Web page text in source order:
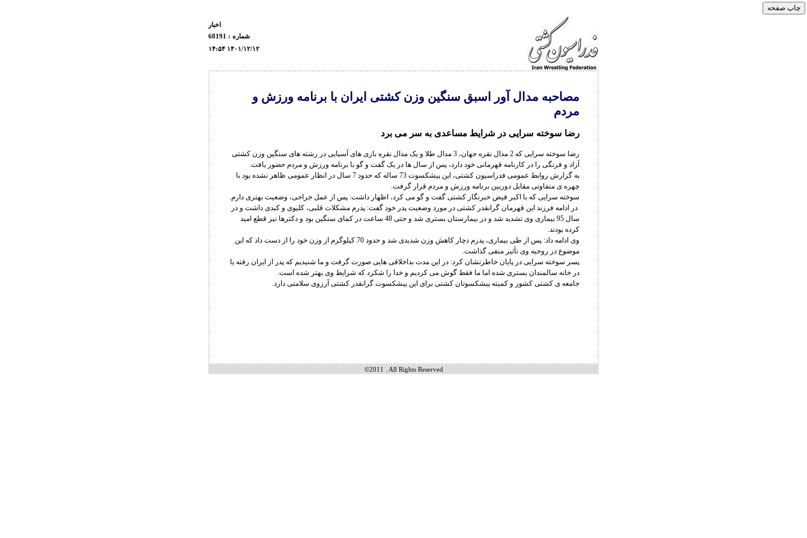
اخبار
شماره : 68191
۱۴:۵۴ ۱۴۰۱/۱۲/۱۲
مصاحبه مدال آور اسبق سنگین وزن کشتی ایران با برنامه ورزش و
مردم
رضا سوخته سرایی در شرایط مساعدی به سر می برد
رضا سوخته سرایی که 2 مدال نقره جهان، 3 مدال طلا و یک مدال نقره بازی های آسیایی در رشته های سنگین وزن کشتی
آزاد و فرنگی را در کارنامه قهرمانی خود دارد، پس از سال ها در یک گفت و گو با برنامه ورزش و مردم حضور یافت.
به گزارش روابط عمومی فدراسیون کشتی، این پیشکسوت 73 ساله که حدود 7 سال در انظار عمومی ظاهر نشده بود با
چهره ی متفاوتی مقابل دوربین برنامه ورزش و مردم قرار گرفت.
سوخته سرایی که با اکبر فیض خبرنگار کشتی گفت و گو می کرد، اظهار داشت: پس از عمل جراحی، وضعیت بهتری دارم.
در ادامه فرزند این قهرمان گرانقدر کشتی در مورد وضعیت پدر خود گفت: پدرم مشکلات قلبی، کلیوی و کبدی داشت و در
سال 95 بیماری وی تشدید شد و در بیمارستان بستری شد و حتی 48 ساعت در کمای سنگین بود و دکترها نیز قطع امید
کرده بودند.
وی ادامه داد: پس از طی بیماری، پدرم دچار کاهش وزن شدیدی شد و حدود 70 کیلوگرم از وزن خود را از دست داد که این
موضوع در روحیه وی تأثیر منفی گذاشت.
پسر سوخته سرایی در پایان خاطرنشان کرد: در این مدت بداخلاقی هایی صورت گرفت و ما شنیدیم که پدر از ایران رفته یا
در خانه سالمندان بستری شده اما ما فقط گوش می کردیم و خدا را شکرد که شرایط وی بهتر شده است.
جامعه ی کشتی کشور و کمیته پیشکسوتان کشتی برای این پیشکسوت گرانقدر کشتی آرزوی سلامتی دارد.
©2011 . All Rights Reserved